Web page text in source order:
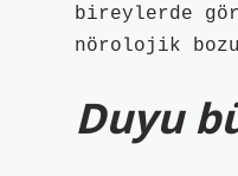
bireylerde
nörolojik
Duyu